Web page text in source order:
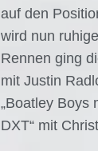
auf den
wird nun
Rennen ging
mit Justin
„Boatley Boys
DXT“ mit